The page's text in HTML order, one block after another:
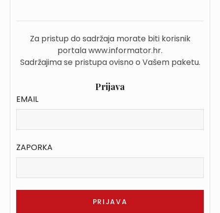
Za pristup do sadržaja morate biti korisnik
portala www.informator.hr.
Sadržajima se pristupa ovisno o Vašem paketu.
Prijava
EMAIL
ZAPORKA